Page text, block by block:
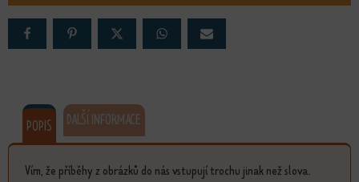
POPIS DALŠÍ INFORMACE
Vím, že příběhy z obrázků do nás vstupují trochu jinak než slova.